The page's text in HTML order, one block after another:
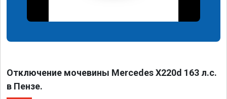
Отключение мочевины Mercedes X220d 163 л.с.
в Пензе.